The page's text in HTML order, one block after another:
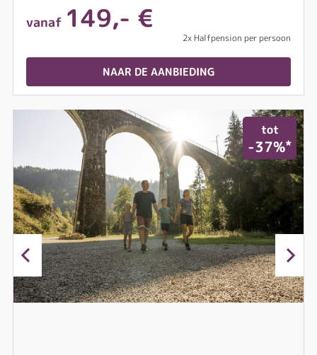
vanaf 149,- €
2x Halfpension per persoon
NAAR DE AANBIEDING
tot
-37%*